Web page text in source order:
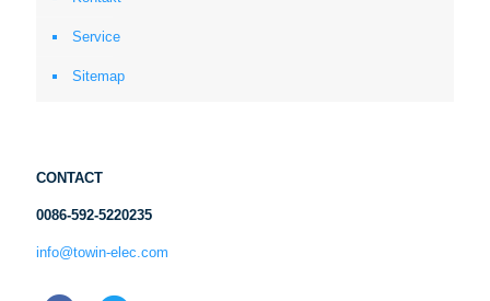
Service
Sitemap
CONTACT
0086-592-5220235
info@towin-elec.com